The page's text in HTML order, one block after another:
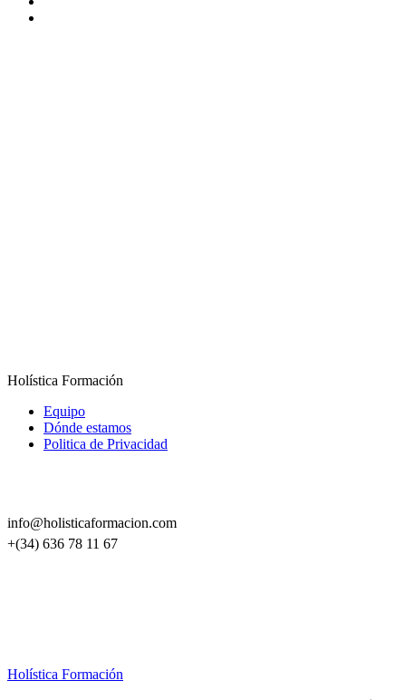
Holística Formación
Equipo
Dónde estamos
Politica de Privacidad
info@holisticaformacion.com
+(34) 636 78 11 67
Holística Formación